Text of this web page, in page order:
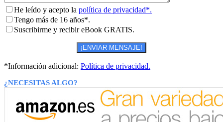
He leído y acepto la política de privacidad*.
Tengo más de 16 años*.
Suscribirme y recibir eBook GRATIS.
*Información adicional: Política de privacidad.
¿NECESITAS ALGO?